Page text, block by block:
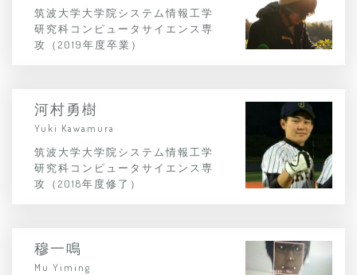
筑波大学大学院システム情報工学
研究科コンピュータサイエンス専
攻（2019年度卒業）
河村勇樹
Yuki Kawamura
筑波大学大学院システム情報工学
研究科コンピュータサイエンス専
攻（2018年度修了）
穆一鳴
Mu Yiming